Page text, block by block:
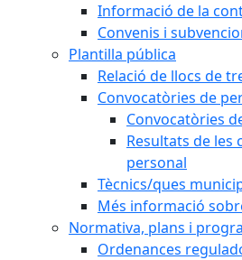
Informació de la
Convenis i
Plantilla pública
Relació de llocs de
Convocatòries de
Convocatòries
Resultats de les
personal
Tècnics/ques
Més informació
Normativa, plans i
Ordenances